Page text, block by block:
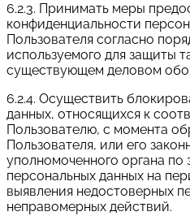
6.2.3. Принимать меры
конфиденциальности
Пользователя согласно
используемого для защиты
существующем деловом
6.2.4. Осуществить
данных, относящихся к
Пользователю, с момента
Пользователя, или его
уполномоченного органа по
персональных данных на
выявления недостоверных
неправомерных действий.